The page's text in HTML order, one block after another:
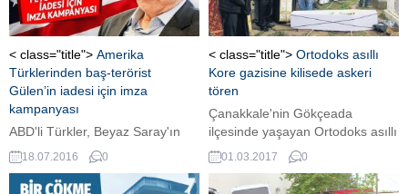
< class="title"> Amerika
Türklerinden baş-terörist
Gülen’in iadesi için imza
kampanyası
ABD'li Türkler, Beyaz Saray'ın
internet sitesinde FETÖ lideri
Gülen'in iadesi için imza
kampanyası başlattı.
18.07.2016 0
< class="title"> Ortodoks asıllı
Kore gazisine kilisede askeri
tören
Çanakkale'nin Gökçeada
ilçesinde yaşayan Ortodoks asıllı
Kore gazisi İlya Banogo (86),
İstanbul'da tedavi gördüğü
hastanede önceki gün vefat etti.
01.03.2017 0